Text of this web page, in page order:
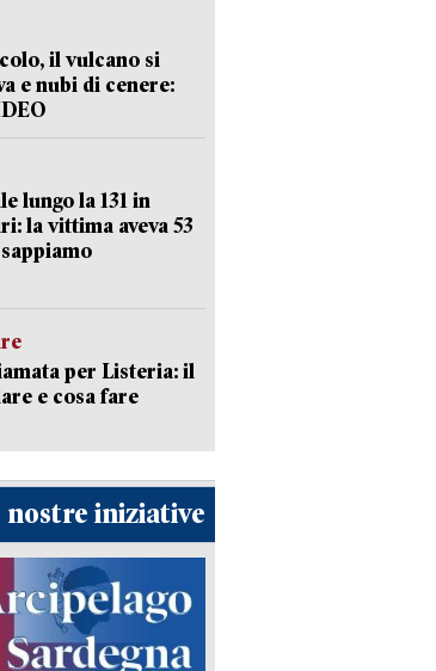
il vulcano si
e nubi di cenere:
lungo la 131 in
la vittima aveva 53
per Listeria: il
e cosa fare
nostre iniziative